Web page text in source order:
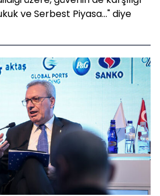
ve Serbest Piyasa…" diye